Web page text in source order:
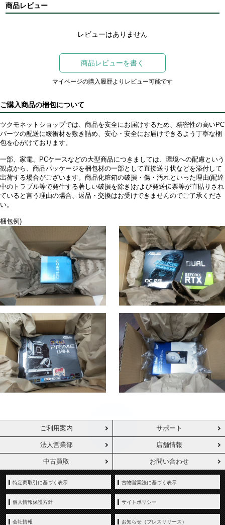
商品レビュー
レビューはありません
商品レビューを書く
マイページの購入履歴よりレビュー可能です
ご購入商品の梱包について
ツクモネットショップでは、商品を安全にお届けするため、精密性の高いPC
パーツの配送に緩衝材を敷き詰め、安心・安全にお届けできるよう丁寧な梱
包を心がけております。
一部、家電、PCケースなどの大型商品につきましては、環境への配慮という
観点から、商品パッケージを梱包材の一部として直接送り状などを添付して
出荷する場合がございます。商品化粧箱の破損・傷・汚れといった理由(配達
中のトラブル等で発生する著しい破損を除き)および発送伝票等が直貼りされ
ていると言う理由の場合、返品・交換はお受けできませんのでご了承くださ
い。
梱包例)
ご利用案内 サポート
法人営業部 店舗情報
中古買取 お問い合わせ
特定商取引に基づく表示 古物営業法に基づく表示
個人情報保護方針 サイトポリシー
会社情報 お知らせ（プレスリリース）